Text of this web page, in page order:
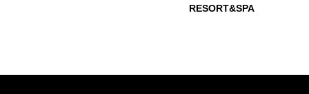
RESORT&SPA